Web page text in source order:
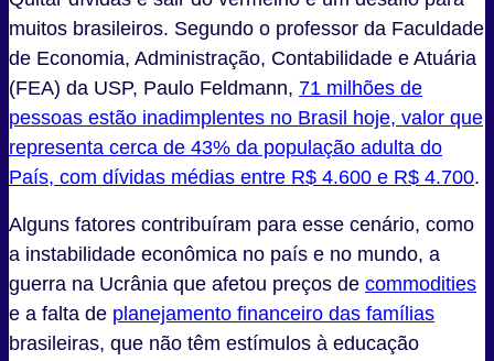
muitos brasileiros. Segundo o professor da Faculdade
de Economia, Administração, Contabilidade e Atuária
(FEA) da USP, Paulo Feldmann, 71 milhões de
pessoas estão inadimplentes no Brasil hoje, valor que
representa cerca de 43% da população adulta do
País, com dívidas médias entre R$ 4.600 e R$ 4.700.
Alguns fatores contribuíram para esse cenário, como
a instabilidade econômica no país e no mundo, a
guerra na Ucrânia que afetou preços de commodities
e a falta de planejamento financeiro das famílias
brasileiras, que não têm estímulos à educação